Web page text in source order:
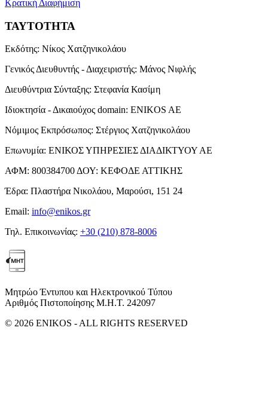
Κρατική Διαφήμιση
ΤΑΥΤΟΤΗΤΑ
Εκδότης: Νίκος Χατζηνικολάου
Γενικός Διευθυντής - Διαχειριστής: Μάνος Νιφλής
Διευθύντρια Σύνταξης: Στεφανία Κασίμη
Ιδιοκτησία - Δικαιούχος domain: ENIKOS AE
Νόμιμος Εκπρόσωπος: Στέργιος Χατζηνικολάου
Επωνυμία: ΕΝΙΚΟΣ ΥΠΗΡΕΣΙΕΣ ΔΙΑΔΙΚΤΥΟΥ ΑΕ
ΑΦΜ: 800384700ΔΟΥ: ΚΕΦΟΔΕ ΑΤΤΙΚΗΣ
Έδρα: Πλαστήρα Νικολάου, Μαρούσι, 151 24
Email: info@enikos.gr
Τηλ. Επικοινωνίας: +30 (210) 878-8006
Μητρώο Έντυπου και Ηλεκτρονικού Τύπου
Αριθμός Πιστοποίησης Μ.Η.Τ. 242097
© 2026 ENIKOS - ALL RIGHTS RESERVED